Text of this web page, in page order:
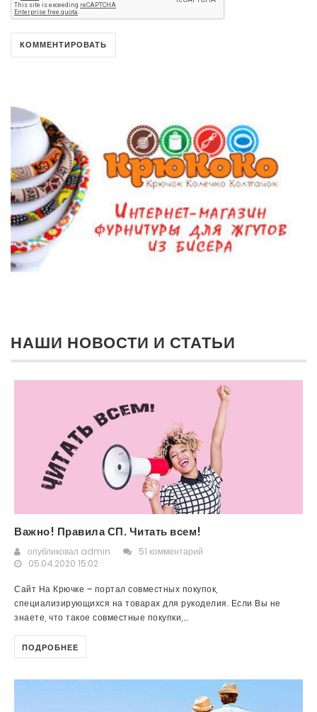
НАШИ НОВОСТИ И СТАТЬИ
Важно! Правила СП. Читать всем!
опубликовал admin
51 комментарий
05.04.2020 15:02
Сайт На Крючке – портал совместных покупок,
специализирующихся на товарах для рукоделия. Если Вы не
знаете, что такое совместные покупки,...
ПОДРОБНЕЕ